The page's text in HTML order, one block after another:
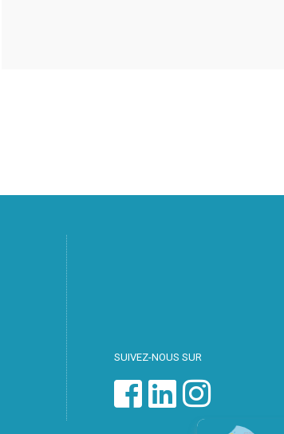
SUIVEZ-NOUS SUR